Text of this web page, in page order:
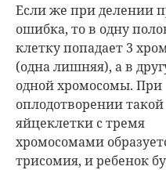
Если же при делении
ошибка, то в одну
клетку попадает 3
(одна лишняя), а в
одной хромосомы. При
оплодотворении такой
яйцеклетки с тремя
хромосомами
трисомия, и ребенок